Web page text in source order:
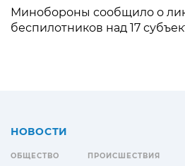
Минобороны сообщило о
беспилотников над 17
НОВОСТИ
ОБЩЕСТВО ПРОИСШЕСТВИЯ